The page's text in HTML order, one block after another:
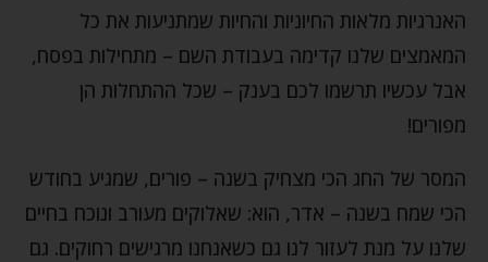
האנרגיות מלאות החיוניות והחיות שמתניעות את כל
המאמצים שלנו קדימה בעבודת השם – מתחילות בפסח,
אבל עכשיו תרשמו לכם בענק – שכל ההתחלות הן
מפורים!
המסר של החג הכי מצחיק בשנה – פורים, שמגיע בחודש
הכי שמח בשנה – אדר, הוא: שאלוקים מעורב ונוכח בחיים
שלנו על מנת לעזור לנו גם כשאנחנו מרגישים רחוקים. גם